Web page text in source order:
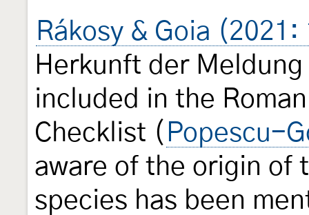
Rákosy & Goia (2021:
Herkunft der
included in the
Checklist ( Popescu-
aware of the origin of
species has been